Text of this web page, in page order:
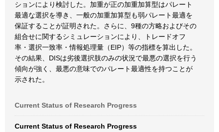
ションにより検討した。加重が正の加重加算型はパレート
最適な選択を導き、一般の加重加算型も弱パレート最適を
保証することが証明された。さらに、9種の方略およびその
組合せに関するシミュレーションにより、トレードオフ
率・選択一致率・情報処理量（EIP）等の指標を算出した。
その結果、DISは劣後選択肢のみの状況で最悪の選択を行う
傾向が強く、最悪の意味でのパレート最適性を持つことが
示された。
Current Status of Research Progress
Current Status of Research Progress